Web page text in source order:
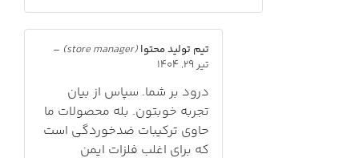
تیم تولید محتوا (store manager)
–
تیر 29, 1404
درود بر شما. سپاس از بیان
تجربه خوبتون. بله محصولات ما
حاوی ترکیبات ضدخوردگی است
که برای اغلب فلزات ایمن